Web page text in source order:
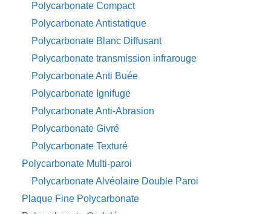
Polycarbonate Compact
Polycarbonate Antistatique
Polycarbonate Blanc Diffusant
Polycarbonate transmission infrarouge
Polycarbonate Anti Buée
Polycarbonate Ignifuge
Polycarbonate Anti-Abrasion
Polycarbonate Givré
Polycarbonate Texturé
Polycarbonate Multi-paroi
Polycarbonate Alvéolaire Double Paroi
Plaque Fine Polycarbonate